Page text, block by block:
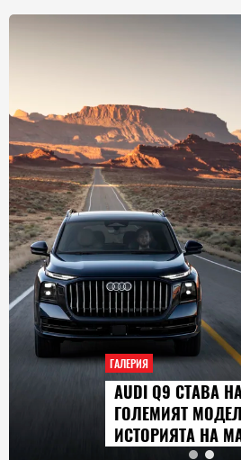
ГАЛЕРИЯ
AUDI Q9 СТАВА НАЙ-
ГОЛЕМИЯТ МОДЕЛ В
ИСТОРИЯТА НА